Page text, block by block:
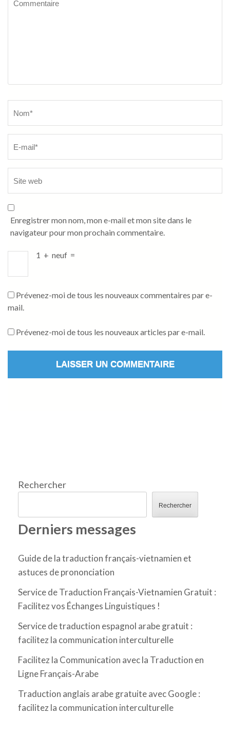
Enregistrer mon nom, mon e-mail et mon site dans le
navigateur pour mon prochain commentaire.
1 + neuf =
Prévenez-moi de tous les nouveaux commentaires par e-
mail.
Prévenez-moi de tous les nouveaux articles par e-mail.
Rechercher
Rechercher
Derniers messages
Guide de la traduction français-vietnamien et
astuces de prononciation
Service de Traduction Français-Vietnamien Gratuit :
Facilitez vos Échanges Linguistiques !
Service de traduction espagnol arabe gratuit :
facilitez la communication interculturelle
Facilitez la Communication avec la Traduction en
Ligne Français-Arabe
Traduction anglais arabe gratuite avec Google :
facilitez la communication interculturelle